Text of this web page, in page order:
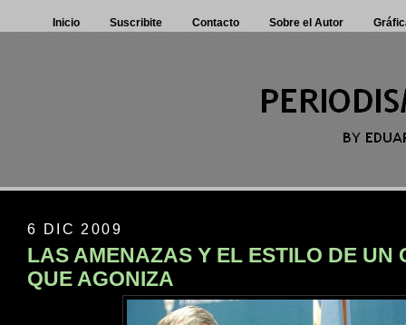
Inicio Suscribite Contacto Sobre el Autor
6 DIC 2009
LAS AMENAZAS Y EL ESTILO DE UN
QUE AGONIZA